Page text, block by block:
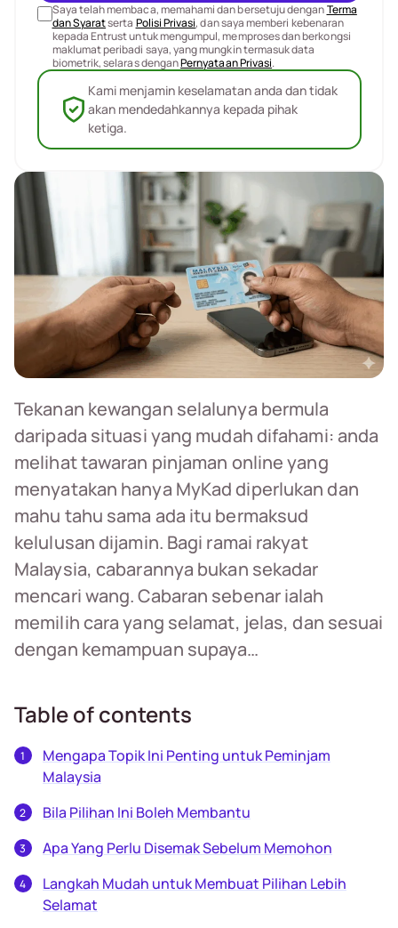
Tekanan kewangan selalunya bermula
daripada situasi yang mudah difahami: anda
melihat tawaran pinjaman online yang
menyatakan hanya MyKad diperlukan dan
mahu tahu sama ada itu bermaksud
kelulusan dijamin. Bagi ramai rakyat
Malaysia, cabarannya bukan sekadar
mencari wang. Cabaran sebenar ialah
memilih cara yang selamat, jelas, dan sesuai
dengan kemampuan supaya…
Table of contents
Mengapa Topik Ini Penting untuk Peminjam
Malaysia
Bila Pilihan Ini Boleh Membantu
Apa Yang Perlu Disemak Sebelum Memohon
Langkah Mudah untuk Membuat Pilihan Lebih
Selamat
Saya telah membaca, memahami dan bersetuju denganTerma
dan Syaratserta Polisi Privasi, dan saya memberi kebenaran
kepada Entrust untuk mengumpul, memproses dan berkongsi
maklumat peribadi saya, yang mungkin termasuk data
biometrik, selaras denganPernyataan Privasi.
Kami menjamin keselamatan anda dan tidak
akan mendedahkannya kepada pihak
ketiga.